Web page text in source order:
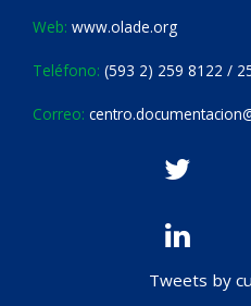
Web: www.olade.org
Teléfono: (593 2) 259 8122 /
Correo:
Tweets by